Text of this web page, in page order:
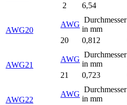
2
6,54
AWG20
AWG
Durchmesser
in mm
20
0,812
AWG21
AWG
Durchmesser
in mm
21
0,723
AWG22
AWG
Durchmesser
in mm